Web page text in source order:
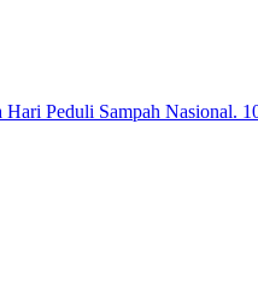
Peduli Sampah Nasional.